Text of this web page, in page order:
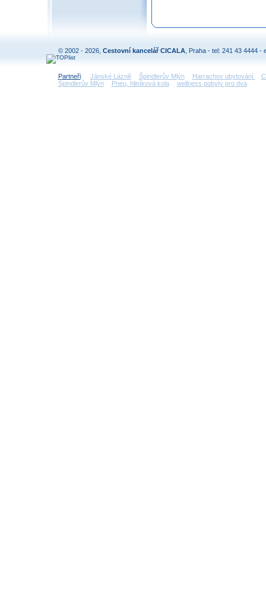
© 2002 - 2026, Cestovní kancelář CICALA , Praha - tel: 241 43 4444 -
Partneři: Jánské Lázně Špindlerův Mlýn Harrachov ubytování
Špindlerův Mlýn
Pneu, hliníková kola wellness pobyty pro dva